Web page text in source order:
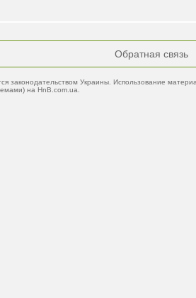
Обратная связь
законодательством Украины. Использование
на HnB.com.ua.